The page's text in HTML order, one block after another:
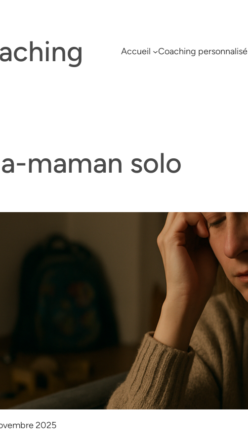
Accueil Coaching personnalisé
maman solo
2025